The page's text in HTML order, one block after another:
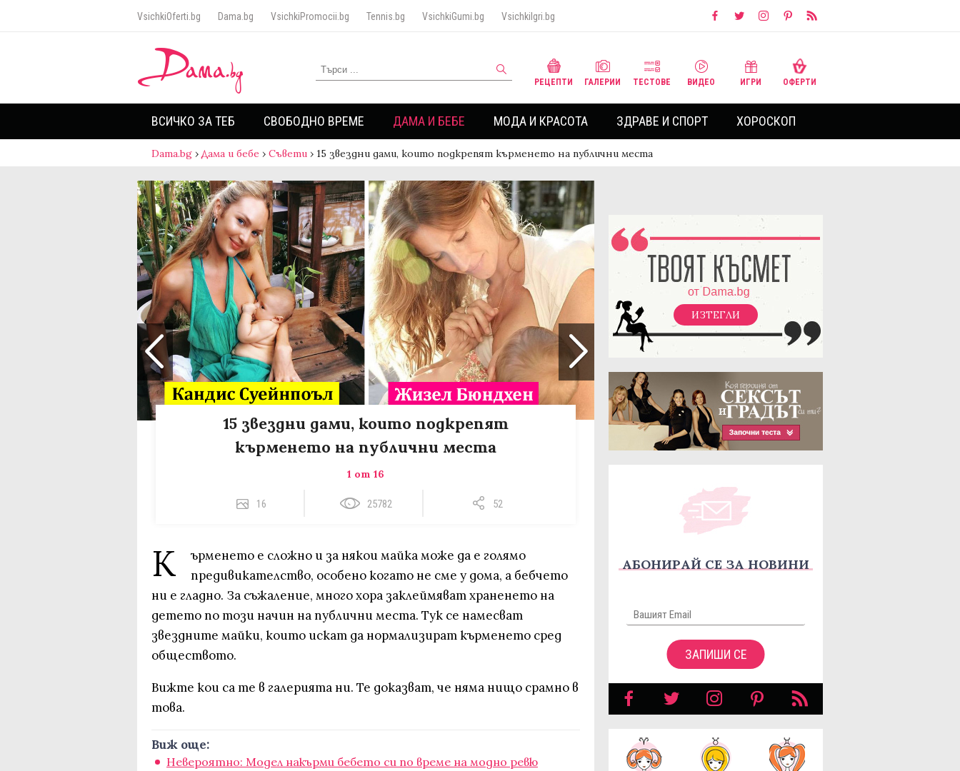
VsichkiOferti.bg Dama.bg VsichkiPromocii.bg Tennis.bg VsichkiGumi.bg VsichkiIgri.bg
РЕЦЕПТИ ГАЛЕРИИ ТЕСТОВЕ ВИДЕО ИГРИ ОФЕРТИ
ВСИЧКО ЗА ТЕБ СВОБОДНО ВРЕМЕ ДАМА И БЕБЕ МОДА И КРАСОТА ЗДРАВЕ И СПОРТ ХОРОСКОП
Dama.bg ›Дама и бебе › Съвети › 15 звездни дами, които подкрепят кърменето на публични мeста
15 звездни дами, които подкрепят
кърменето на публични мeста
1 от 16
16 25782 52
К
ърменето е сложно и за някои майка може да е голямо
предивикателство, особено когато не сме у дома, а бебчето
ни е гладно. За съжаление, много хора заклеймяват храненето на
детето по този начин на публични места. Тук се намесват
звездните майки, които искат да нормализират кърменето сред
обществото.
Вижте кои са те в галерията ни. Те доказват, че няма нищо срамно в
това.
Виж още:
Невероятно: Модел накърми бебето си по време на модно ревю
ИЗТЕГЛИ
АБОНИРАЙ СЕ ЗА НОВИНИ
ЗАПИШИ СЕ